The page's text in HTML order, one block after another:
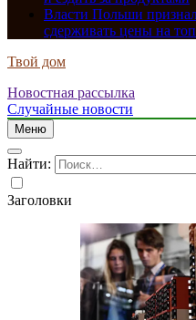
Власти Польши
сдерживать цены на
Твой дом
Новостная рассылка
Случайные новости
Меню
Найти:
Заголовки